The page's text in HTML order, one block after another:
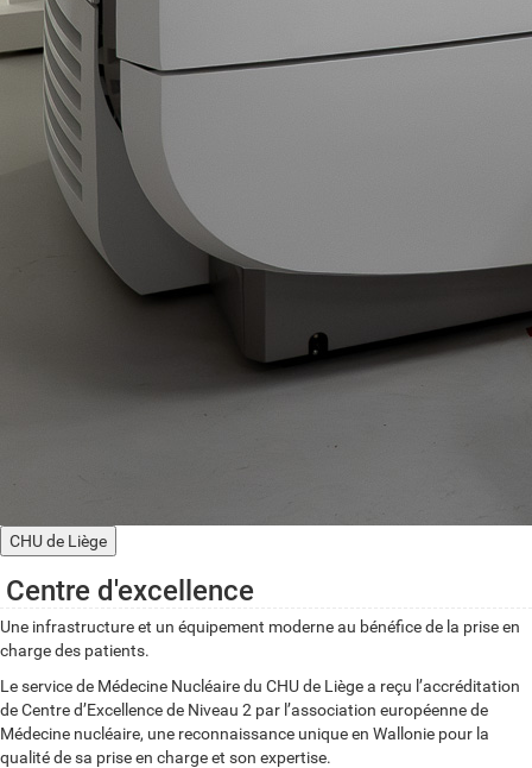
CHU de Liège
Centre d'excellence
Une infrastructure et un équipement moderne au bénéfice de la prise en
charge des patients.
Le service de Médecine Nucléaire du CHU de Liège a reçu l’accréditation
de Centre d’Excellence de Niveau 2 par l’association européenne de
Médecine nucléaire, une reconnaissance unique en Wallonie pour la
qualité de sa prise en charge et son expertise.